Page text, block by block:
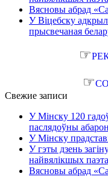
Вясновы абрад
У Віцебску
прысвечаная
☞
☞
Свежие записи
У Мінску 120
паслядоўны
У Мінску
У гэты дзень
найвялікшых
Вясновы абрад